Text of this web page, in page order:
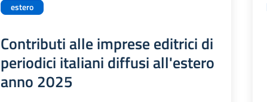
estero
Contributi alle imprese editrici di
periodici italiani diffusi all'estero
anno 2025